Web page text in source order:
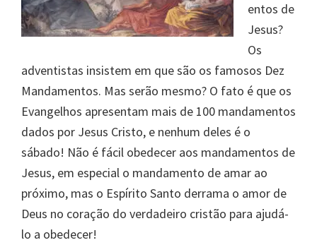
entos de
Jesus?
Os
adventistas insistem em que são os famosos Dez
Mandamentos. Mas serão mesmo? O fato é que os
Evangelhos apresentam mais de 100 mandamentos
dados por Jesus Cristo, e nenhum deles é o
sábado! Não é fácil obedecer aos mandamentos de
Jesus, em especial o mandamento de amar ao
próximo, mas o Espírito Santo derrama o amor de
Deus no coração do verdadeiro cristão para ajudá-
lo a obedecer!